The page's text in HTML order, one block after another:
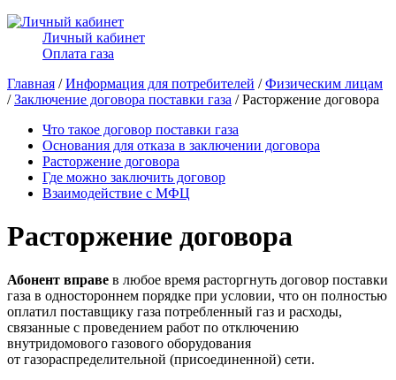
Личный кабинет
Оплата газа
Главная /Информация для потребителей /Физическим лицам
/Заключение договора поставки газа / Расторжение договора
Что такое договор поставки газа
Основания для отказа в заключении договора
Расторжение договора
Где можно заключить договор
Взаимодействие с МФЦ
Расторжение договора
Абонент вправе в любое время расторгнуть договор поставки
газа в одностороннем порядке при условии, что он полностью
оплатил поставщику газа потребленный газ и расходы,
связанные с проведением работ по отключению
внутридомового газового оборудования
от газораспределительной (присоединенной) сети.